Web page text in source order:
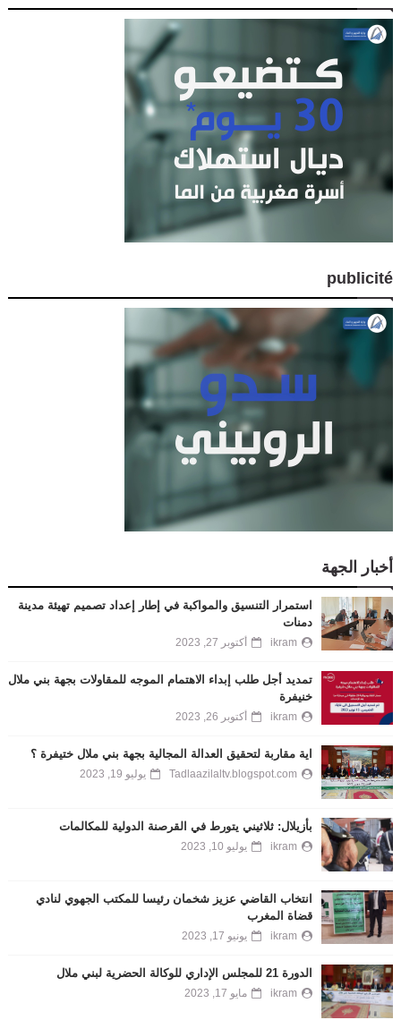
publicité
أخبار الجهة
استمرار التنسيق والمواكبة في إطار إعداد تصميم تهيئة مدينة
دمنات
ikram أكتوبر 27, 2023
تمديد أجل طلب إبداء الاهتمام الموجه للمقاولات بجهة بني ملال
خنيفرة
ikram أكتوبر 26, 2023
اية مقاربة لتحقيق العدالة المجالية بجهة بني ملال ختيفرة ؟
Tadlaazilaltv.blogspot.com يوليو 19, 2023
بأزيلال: ثلاثيني يتورط في القرصنة الدولية للمكالمات
ikram يوليو 10, 2023
انتخاب القاضي عزيز شخمان رئيسا للمكتب الجهوي لنادي
قضاة المغرب
ikram يونيو 17, 2023
الدورة 21 للمجلس الإداري للوكالة الحضرية لبني ملال
ikram مايو 17, 2023